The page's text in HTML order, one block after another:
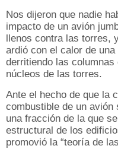
Nos dijeron que nadie
impacto de un avión
llenos contra las torres,
ardió con el calor de
derritiendo las columnas
núcleos de las torres.
Ante el hecho de que la
combustible de un avión
una fracción de la que
estructural de los
promovió la “teoría de